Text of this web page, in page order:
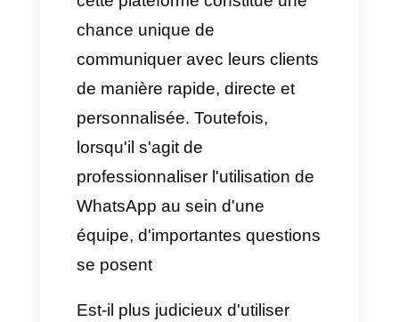
WhatsApp
est et demeurera le
canal de communication de
prédilection de millions
d'utilisateurs à travers le
monde. Pour les entreprises,
cette plateforme constitue une
chance unique de
communiquer avec leurs clients
de manière rapide, directe et